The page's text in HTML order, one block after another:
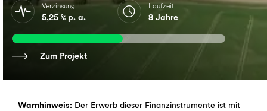
Verzinsung
5,25 % p. a.
Laufzeit
8 Jahre
Zum Projekt
Warnhinweis: Der Erwerb dieser Finanzinstrumente ist mit